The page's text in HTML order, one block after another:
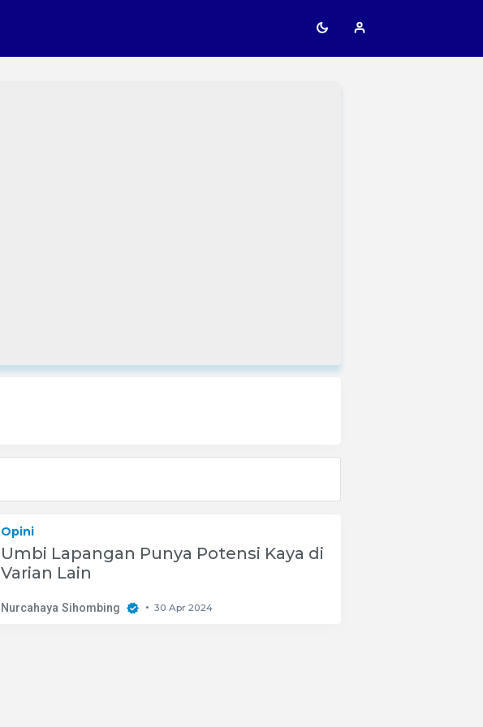
Opini
Umbi Lapangan Punya Potensi Kaya di
Varian Lain
Nurcahaya Sihombing •30 Apr 2024